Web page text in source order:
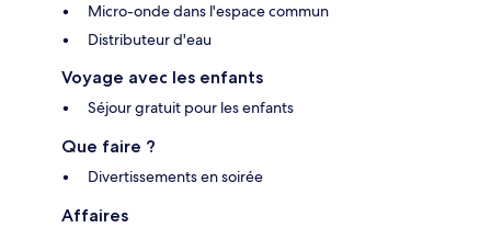
Micro-onde dans l'espace commun
Distributeur d'eau
Voyage avec les enfants
Séjour gratuit pour les enfants
Que faire ?
Divertissements en soirée
Affaires